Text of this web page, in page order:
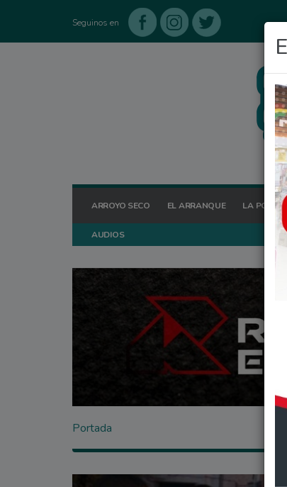
Seguinos en
ARROYO SECO EL ARRANQUE LA POSTA
AUDIOS
Portada